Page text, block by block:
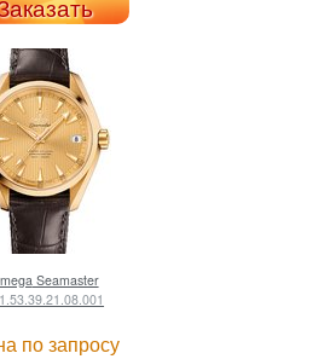
Seamaster
по запросу